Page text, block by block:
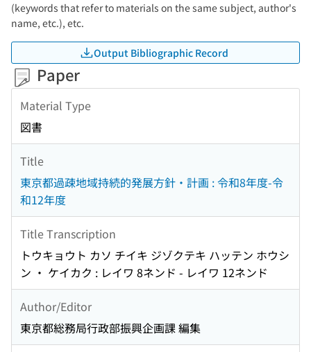
(keywords that refer to materials on the same subject, author's
name, etc.), etc.
Output Bibliographic Record
Paper
Material Type
図書
Title
東京都過疎地域持続的発展方針・計画 : 令和8年度-令
和12年度
Title Transcription
トウキョウト カソ チイキ ジゾクテキ ハッテン ホウシ
ン ・ ケイカク : レイワ 8ネンド - レイワ 12ネンド
Author/Editor
東京都総務局行政部振興企画課 編集